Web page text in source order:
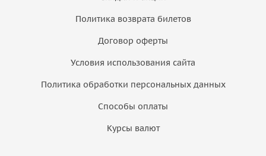
Политика возврата билетов
Договор оферты
Условия использования сайта
Политика обработки персональных данных
Способы оплаты
Курсы валют